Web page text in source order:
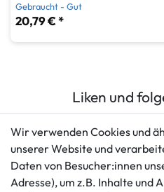
Gebraucht - Gut
20,79 € *
Liken und
Kundenservice
+49 421 596586
Wir verwenden Cookies und
unserer Website und
Daten von Besucher:innen
Adresse), um z.B. Inhalte und